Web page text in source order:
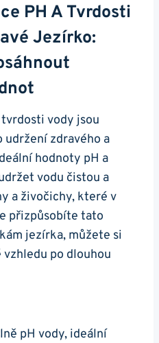
PH A Tvrdosti
‍jezírko:
vody jsou
zdravého a
hodnoty pH a⁣
vodu čistou a
‍a živočichy, které v
přizpůsobíte tato‌
jezírka, můžete si
po‌ dlouhou
pH vody, ideální